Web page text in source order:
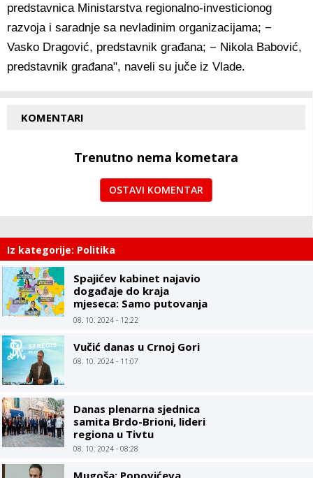
predstavnica Ministarstva regionalno-investicionog
razvoja i saradnje sa nevladinim organizacijama; −
Vasko Dragović, predstavnik građana; − Nikola Babović,
predstavnik građana", naveli su juče iz Vlade.
KOMENTARI
Trenutno nema kometara
OSTAVI KOMENTAR
Iz kategorije: Politika
Spajićev kabinet najavio
događaje do kraja
mjeseca: Samo putovanja
ministara, Vlada kao
08. 10. 2024 - 12:22
Vučić danas u Crnoj Gori
08. 10. 2024 - 11:07
Danas plenarna sjednica
samita Brdo-Brioni, lideri
regiona u Tivtu
08. 10. 2024 - 08:28
Mugoša: Popovićeva